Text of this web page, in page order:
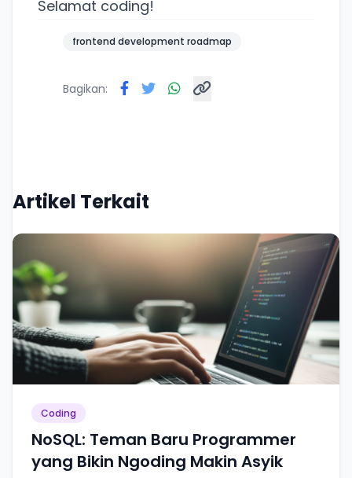
Selamat coding!
frontend development roadmap
Bagikan:
Artikel Terkait
Coding
NoSQL: Teman Baru Programmer
yang Bikin Ngoding Makin Asyik